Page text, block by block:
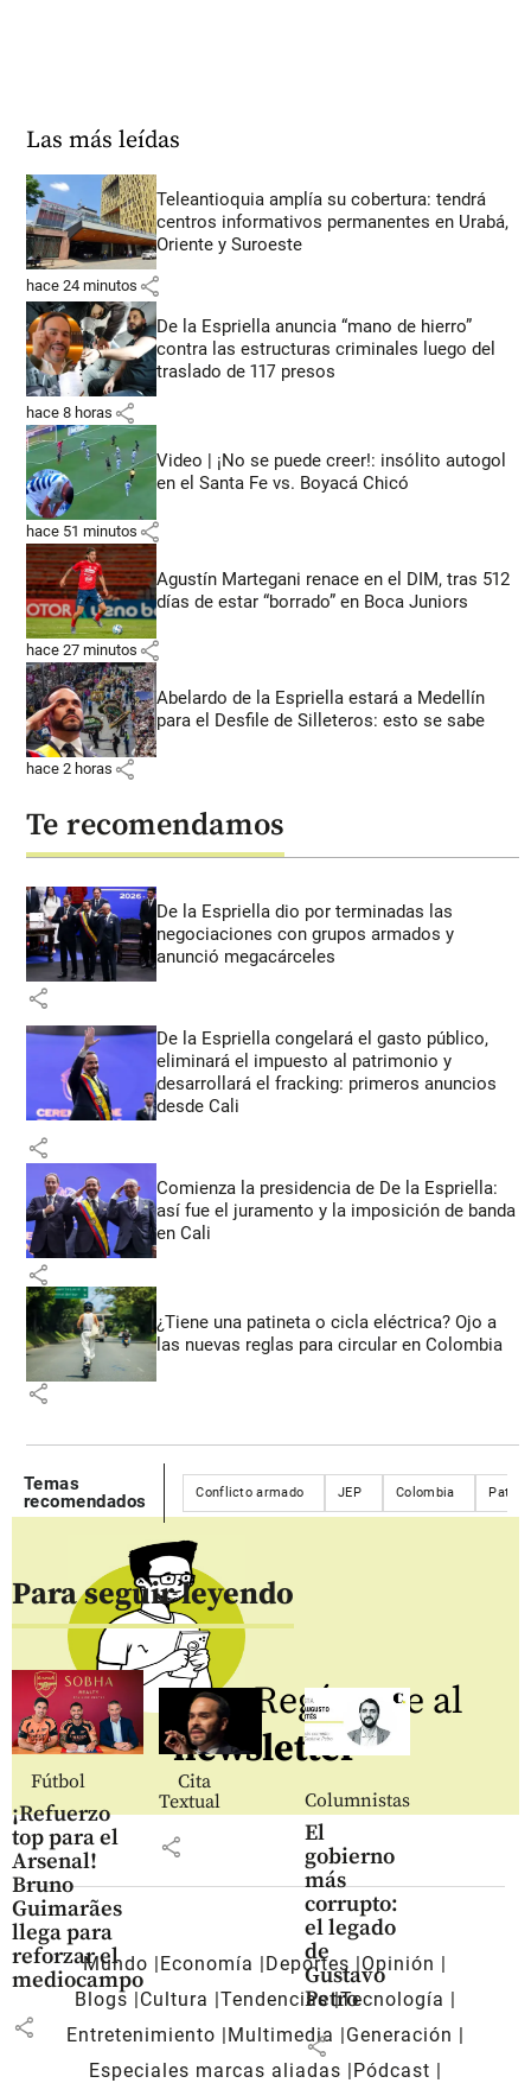
Las más leídas
Teleantioquia amplía su cobertura: tendrá
centros informativos permanentes en Urabá,
Oriente y Suroeste
hace 24 minutos share
De la Espriella anuncia “mano de hierro”
contra las estructuras criminales luego del
traslado de 117 presos
hace 8 horas share
Video | ¡No se puede creer!: insólito autogol
en el Santa Fe vs. Boyacá Chicó
hace 51 minutos share
Agustín Martegani renace en el DIM, tras 512
días de estar “borrado” en Boca Juniors
hace 27 minutos share
Abelardo de la Espriella estará a Medellín
para el Desfile de Silleteros: esto se sabe
hace 2 horas share
Te recomendamos
De la Espriella dio por terminadas las
negociaciones con grupos armados y
anunció megacárceles
share
De la Espriella congelará el gasto público,
eliminará el impuesto al patrimonio y
desarrollará el fracking: primeros anuncios
desde Cali
share
Comienza la presidencia de De la Espriella:
así fue el juramento y la imposición de banda
en Cali
share
¿Tiene una patineta o cicla eléctrica? Ojo a
las nuevas reglas para circular en Colombia
share
Temas
recomendados
Conflicto armado JEP Colombia
Para seguir leyendo
Fútbol
¡Refuerzo
top para el
Arsenal!
Bruno
Guimarães
llega para
reforzar el
mediocampo
share
Cita
Textual
share
Columnistas
El
gobierno
más
corrupto:
el legado
de
Gustavo
Petro
share
Regístrate al
newsletter
Mundo Economía Deportes
Opinión
Blogs
Cultura Tendencias Tecnología
Entretenimiento
Multimedia
Generación
Especiales marcas aliadas
Pódcast